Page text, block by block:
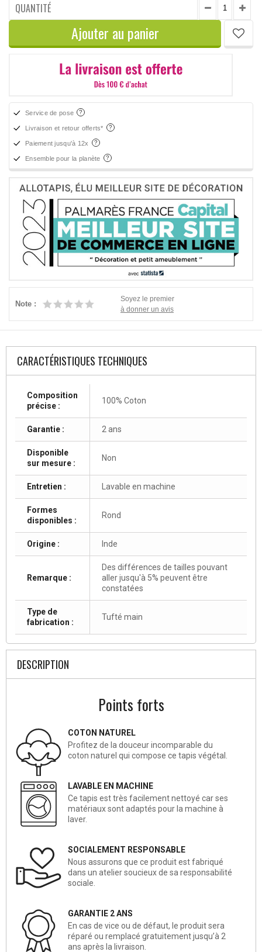
QUANTITÉ
Ajouter au panier
Service de pose
Livraison et retour offerts*
Paiement jusqu'à 12x
Ensemble pour la planète
Note :
Soyez le premier
à donner un avis
CARACTÉRISTIQUES TECHNIQUES
Composition
précise :
100% Coton
Garantie : 2 ans
Disponible
sur mesure :
Non
Entretien : Lavable en machine
Formes
disponibles :
Rond
Origine : Inde
Remarque :
Des différences de tailles pouvant
aller jusqu'à 5% peuvent être
constatées
Type de
fabrication :
Tufté main
DESCRIPTION
Points forts
COTON NATUREL
Profitez de la douceur incomparable du
coton naturel qui compose ce tapis végétal.
LAVABLE EN MACHINE
Ce tapis est très facilement nettoyé car ses
matériaux sont adaptés pour la machine à
laver.
SOCIALEMENT RESPONSABLE
Nous assurons que ce produit est fabriqué
dans un atelier soucieux de sa responsabilité
sociale.
GARANTIE 2 ANS
En cas de vice ou de défaut, le produit sera
réparé ou remplacé gratuitement jusqu’à 2
ans après la livraison.